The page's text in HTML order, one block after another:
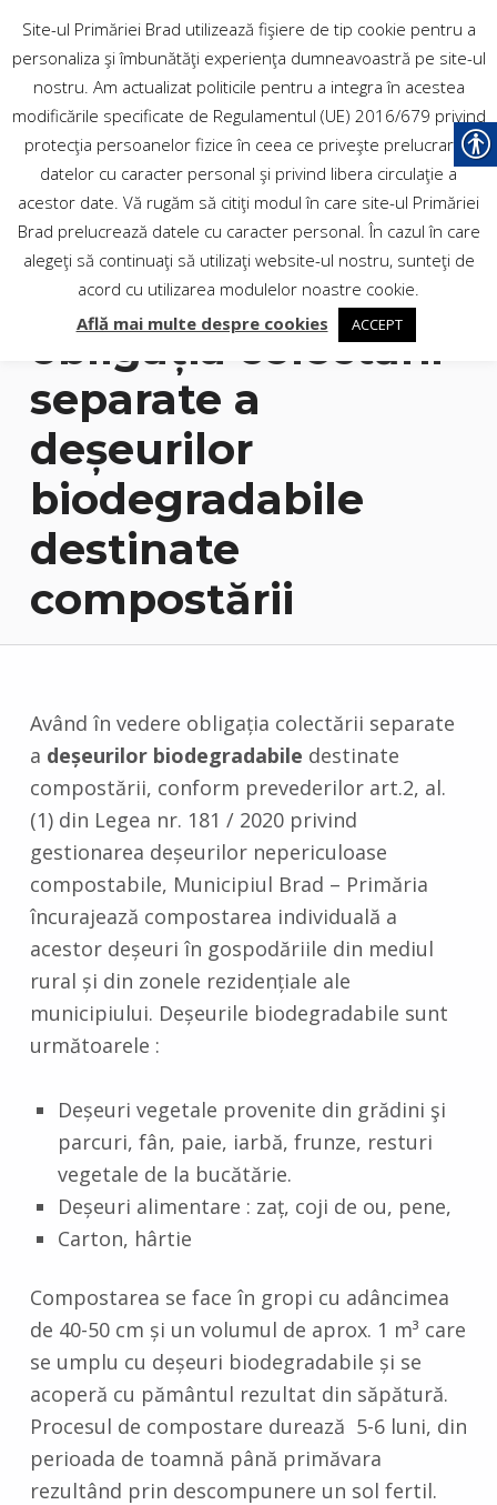
PRIMĂRIA
MUNICIPIULUI BRAD
Site-ul oficial al Municipiului
Brad
Informare privind
obligația colectării
separate a
deșeurilor
biodegradabile
destinate
compostării
Având în vedere obligația colectării separate
a deșeurilor biodegradabile destinate
compostării, conform prevederilor art.2, al.
(1) din Legea nr. 181 / 2020 privind
gestionarea deșeurilor nepericuloase
compostabile, Municipiul Brad – Primăria
încurajează compostarea individuală a
acestor deșeuri în gospodăriile din mediul
rural și din zonele rezidențiale ale
municipiului. Deșeurile biodegradabile sunt
următoarele :
Deșeuri vegetale provenite din grădini şi
parcuri, fân, paie, iarbă, frunze, resturi
vegetale de la bucătărie.
Deșeuri alimentare : zaț, coji de ou, pene,
Carton, hârtie
Compostarea se face în gropi cu adâncimea
de 40-50 cm și un volumul de aprox. 1 m³ care
se umplu cu deșeuri biodegradabile și se
acoperă cu pământul rezultat din săpătură.
Procesul de compostare durează 5-6 luni, din
perioada de toamnă până primăvara
rezultând prin descompunere un sol fertil.
Site-ul Primăriei Brad utilizează fişiere de tip cookie pentru a
personaliza şi îmbunătăţi experienţa dumneavoastră pe site-ul
nostru. Am actualizat politicile pentru a integra în acestea
modificările specificate de Regulamentul (UE) 2016/679 privind
protecţia persoanelor fizice în ceea ce priveşte prelucrarea
datelor cu caracter personal şi privind libera circulaţie a
acestor date. Vă rugăm să citiţi modul în care site-ul Primăriei
Brad prelucrează datele cu caracter personal. În cazul în care
alegeţi să continuaţi să utilizaţi website-ul nostru, sunteţi de
acord cu utilizarea modulelor noastre cookie.
Află mai multe despre cookies
ACCEPT